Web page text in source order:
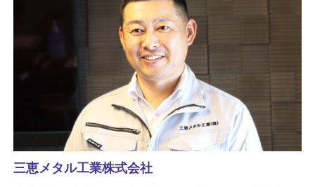
三恵メタル工業株式会社